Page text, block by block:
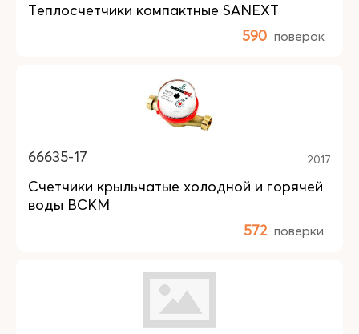
Теплосчетчики компактные SANEXT
590 поверок
66635-17 2017
Счетчики крыльчатые холодной и горячей
воды ВСКМ
572 поверки